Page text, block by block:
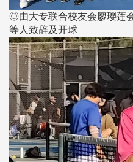
◎由大专联合校友会廖璎莲
等人致辞及开球